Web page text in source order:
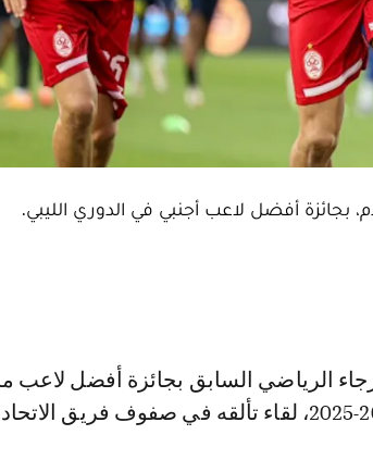
بجائزة أفضل لاعب أجنبي في الدوري الليبي.